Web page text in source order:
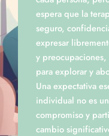
espera que la
seguro,
expresar
y
para explorar y
Una expectativa
individual no es
compromiso y
cambio